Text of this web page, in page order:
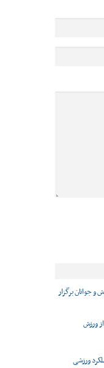
جوانان برگزار
ورزش
ورزشی